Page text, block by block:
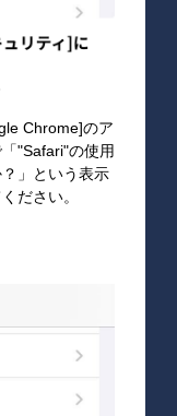
Chrome]のア
"Safari"の使用
」という表示
ださい。